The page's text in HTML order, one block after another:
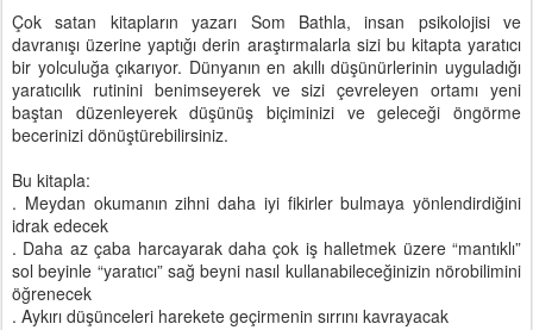
Çok satan kitapların yazarı Som Bathla, insan psikolojisi ve
davranışı üzerine yaptığı derin araştırmalarla sizi bu kitapta yaratıcı
bir yolculuğa çıkarıyor. Dünyanın en akıllı düşünürlerinin uyguladığı
yaratıcılık rutinini benimseyerek ve sizi çevreleyen ortamı yeni
baştan düzenleyerek düşünüş biçiminizi ve geleceği öngörme
becerinizi dönüştürebilirsiniz.
Bu kitapla:
. Meydan okumanın zihni daha iyi fikirler bulmaya yönlendirdiğini
idrak edecek
. Daha az çaba harcayarak daha çok iş halletmek üzere “mantıklı”
sol beyinle “yaratıcı” sağ beyni nasıl kullanabileceğinizin nörobilimini
öğrenecek
. Aykırı düşünceleri harekete geçirmenin sırrını kavrayacak